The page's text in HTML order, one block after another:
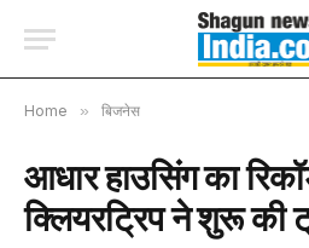
Home » बिजनेस
आधार हाउसिंग का
क्लियरट्रिप ने शुरू की